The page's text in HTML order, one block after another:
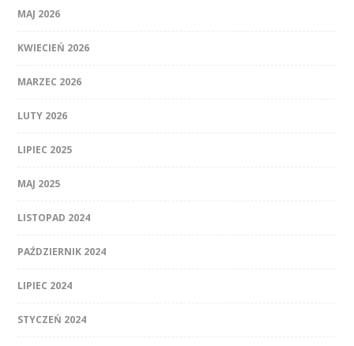
MAJ 2026
KWIECIEŃ 2026
MARZEC 2026
LUTY 2026
LIPIEC 2025
MAJ 2025
LISTOPAD 2024
PAŹDZIERNIK 2024
LIPIEC 2024
STYCZEŃ 2024